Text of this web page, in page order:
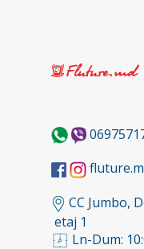
CC Jumbo,
etaj 1
Ln-Dum: